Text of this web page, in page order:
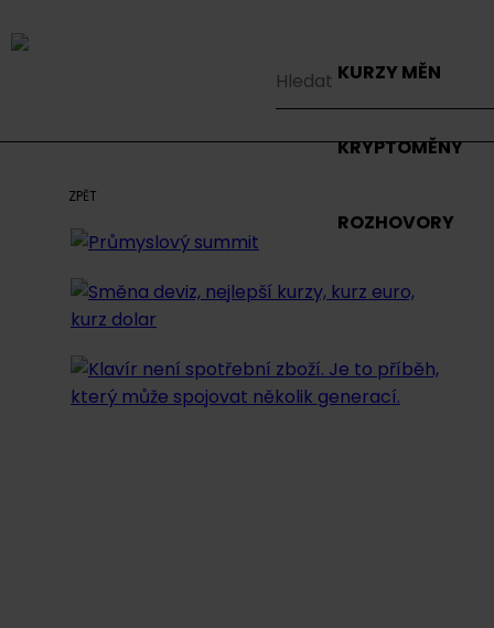
KURZY MĚN
KRYPTOMĚNY
ROZHOVORY
ZPĚT